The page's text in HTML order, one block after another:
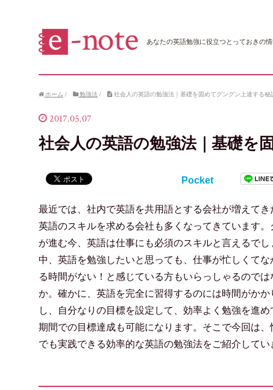
あなたの英語勉強に役立つとっておきの
ホーム / 勉強法/ 社会人の英語の勉強法｜基礎を固めてグングン上達する秘
2017.05.07
社会人の英語の勉強法｜基礎を
Pocket
最近では、社内で英語を共用語とする会社が増えてき
英語のスキルを求める会社も多くなってきています。
が進む今、英語は仕事にも必須のスキルと言えるでし
中、英語を勉強したいと思っても、仕事が忙しくてな
る時間がない！と感じている方もいらっしゃるのでは
か。確かに、英語を完全に習得するのには時間がかか
し、自分なりの目標を設定して、効率よく勉強を進め
期間での目標達成も可能になります。そこで今回は、
でも実践できる効率的な英語の勉強法をご紹介してい